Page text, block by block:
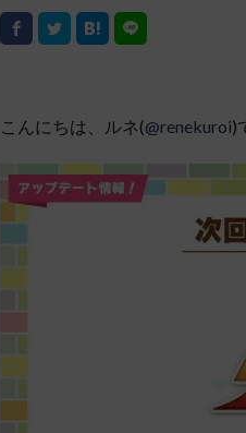
こんにちは、ルネ(@renekuroi)